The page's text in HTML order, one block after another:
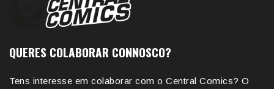
QUERES COLABORAR CONNOSCO?
Tens interesse em colaborar com o Central Comics? O